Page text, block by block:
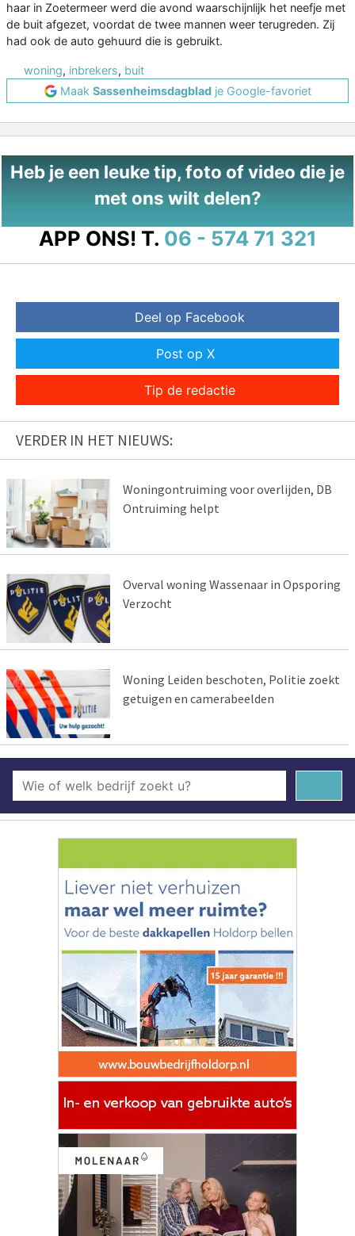
haar in Zoetermeer werd die avond waarschijnlijk het neefje met
de buit afgezet, voordat de twee mannen weer terugreden. Zij
had ook de auto gehuurd die is gebruikt.
woning, inbrekers, buit
Maak Sassenheimsdagbladje Google-favoriet
Heb je een leuke tip, foto of video die je
met ons wilt delen?
APP ONS! T. 06 - 574 71 321
Deel op Facebook
Post op X
Tip de redactie
VERDER IN HET NIEUWS:
Woningontruiming voor overlijden, DB
Ontruiming helpt
Overval woning Wassenaar in Opsporing
Verzocht
Woning Leiden beschoten, Politie zoekt
getuigen en camerabeelden